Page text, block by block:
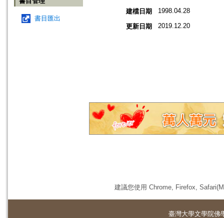
書目匯出
建檔日期 1998.04.28
更新日期 2019.12.20
建議您使用 Chrome, Firefox,
臺灣大學文學院佛